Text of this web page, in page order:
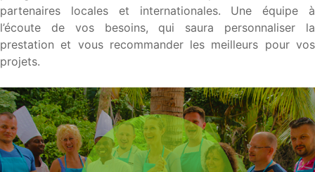
partenaires locales et internationales. Une équipe à
l’écoute de vos besoins, qui saura personnaliser la
prestation et vous recommander les meilleurs pour vos
projets.